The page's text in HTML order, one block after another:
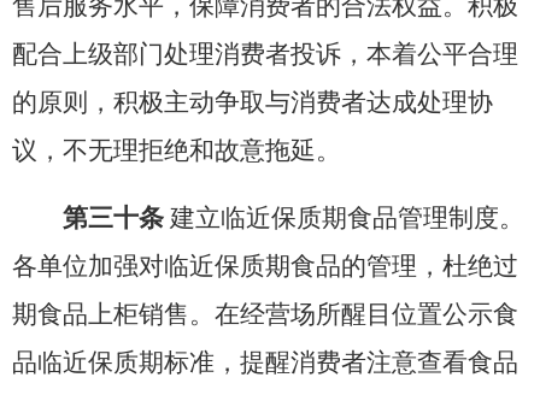
售后服务水平，保障消费者的合法权益。积极
配合上级部门处理消费者投诉，本着公平合理
的原则，积极主动争取与消费者达成处理协
议，不无理拒绝和故意拖延。
第三十条 建立临近保质期食品管理制度。
各单位加强对临近保质期食品的管理，杜绝过
期食品上柜销售。在经营场所醒目位置公示食
品临近保质期标准，提醒消费者注意查看食品